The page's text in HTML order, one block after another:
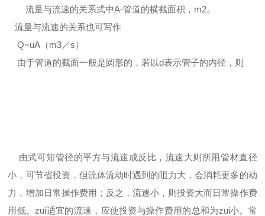
流量与流速的关系式中A-管道的横截面积，m2。
流量与流速的关系也可写作
Q=uA（m3／s）
由于管道的截面一般是圆形的，若以d表示管子的内径，则
由式可知管径的平方与流速成反比，流速大则所用管材直径
小，可节省投资，但流体流动时遇到的阻力大，会消耗更多的动
力，增加日常操作费用；反之，流速小，则投资大而日常操作费
用低。zui适宜的流速，应使投资与操作费用的总和为zui小。常